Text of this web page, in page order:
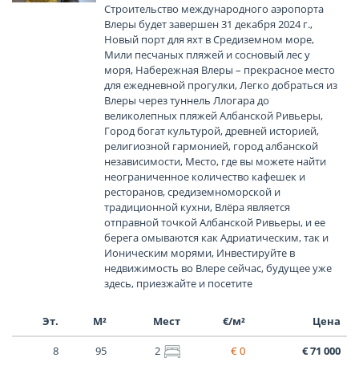
Строительство международного аэропорта
Влеры будет завершен 31 декабря 2024 г.,
Новый порт для яхт в Средиземном море,
Мили песчаных пляжей и сосновый лес у
моря, Набережная Влеры – прекрасное место
для ежедневной прогулки, Легко добраться из
Влеры через туннель Ллогара до
великолепных пляжей Албанской Ривьеры,
Город богат культурой, древней историей,
религиозной гармонией, город албанской
независимости, Место, где вы можете найти
неограниченное количество кафешек и
ресторанов, средиземноморской и
традиционной кухни, Влёра является
отправной точкой Албанской Ривьеры, и ее
берега омываются как Адриатическим, так и
Ионическим морями, Инвестируйте в
недвижимость во Влере сейчас, будущее уже
здесь, приезжайте и посетите
Эт. М² Мест €/м² Цена
8 95 2 € 0 € 71 000